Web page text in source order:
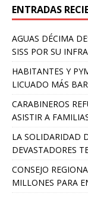
ENTRADAS
AGUAS DÉCIMA
SISS POR SU
HABITANTES Y
LICUADO MÁS
CARABINEROS
ASISTIR A
LA SOLIDARIDAD
DEVASTADORES
CONSEJO
MILLONES PARA